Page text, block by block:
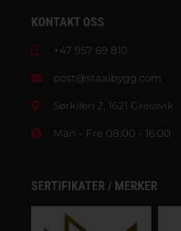
KONTAKT OSS
+47 957 69 810
post@staalbygg.com
Sørkilen 2, 1621 Gressvik
Man - Fre 08:00 - 16:00
SERTIFIKATER / MERKER